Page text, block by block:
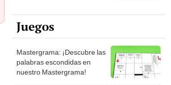
Juegos
Mastergrama: ¡Descubre las
palabras escondidas en
nuestro Mastergrama!